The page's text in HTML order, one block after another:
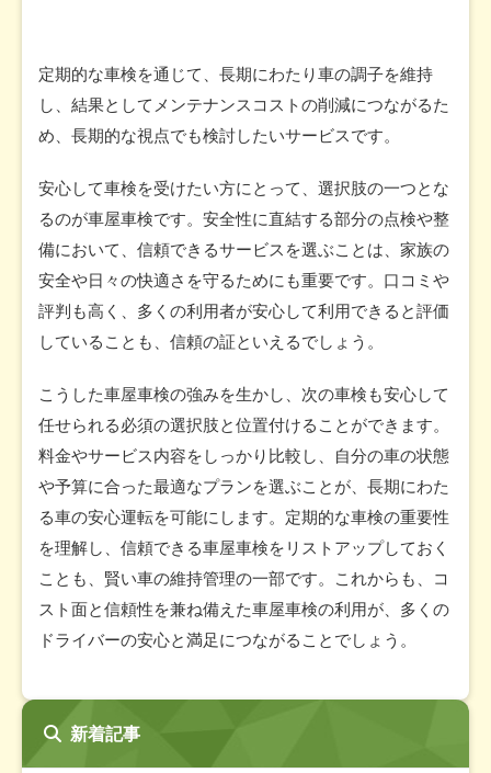
定期的な車検を通じて、長期にわたり車の調子を維持
し、結果としてメンテナンスコストの削減につながるた
め、長期的な視点でも検討したいサービスです。
安心して車検を受けたい方にとって、選択肢の一つとな
るのが車屋車検です。安全性に直結する部分の点検や整
備において、信頼できるサービスを選ぶことは、家族の
安全や日々の快適さを守るためにも重要です。口コミや
評判も高く、多くの利用者が安心して利用できると評価
していることも、信頼の証といえるでしょう。
こうした車屋車検の強みを生かし、次の車検も安心して
任せられる必須の選択肢と位置付けることができます。
料金やサービス内容をしっかり比較し、自分の車の状態
や予算に合った最適なプランを選ぶことが、長期にわた
る車の安心運転を可能にします。定期的な車検の重要性
を理解し、信頼できる車屋車検をリストアップしておく
ことも、賢い車の維持管理の一部です。これからも、コ
スト面と信頼性を兼ね備えた車屋車検の利用が、多くの
ドライバーの安心と満足につながることでしょう。
新着記事